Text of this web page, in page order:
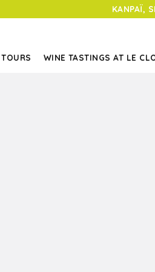
KANPAÏ,
WINE TASTINGS AT LE